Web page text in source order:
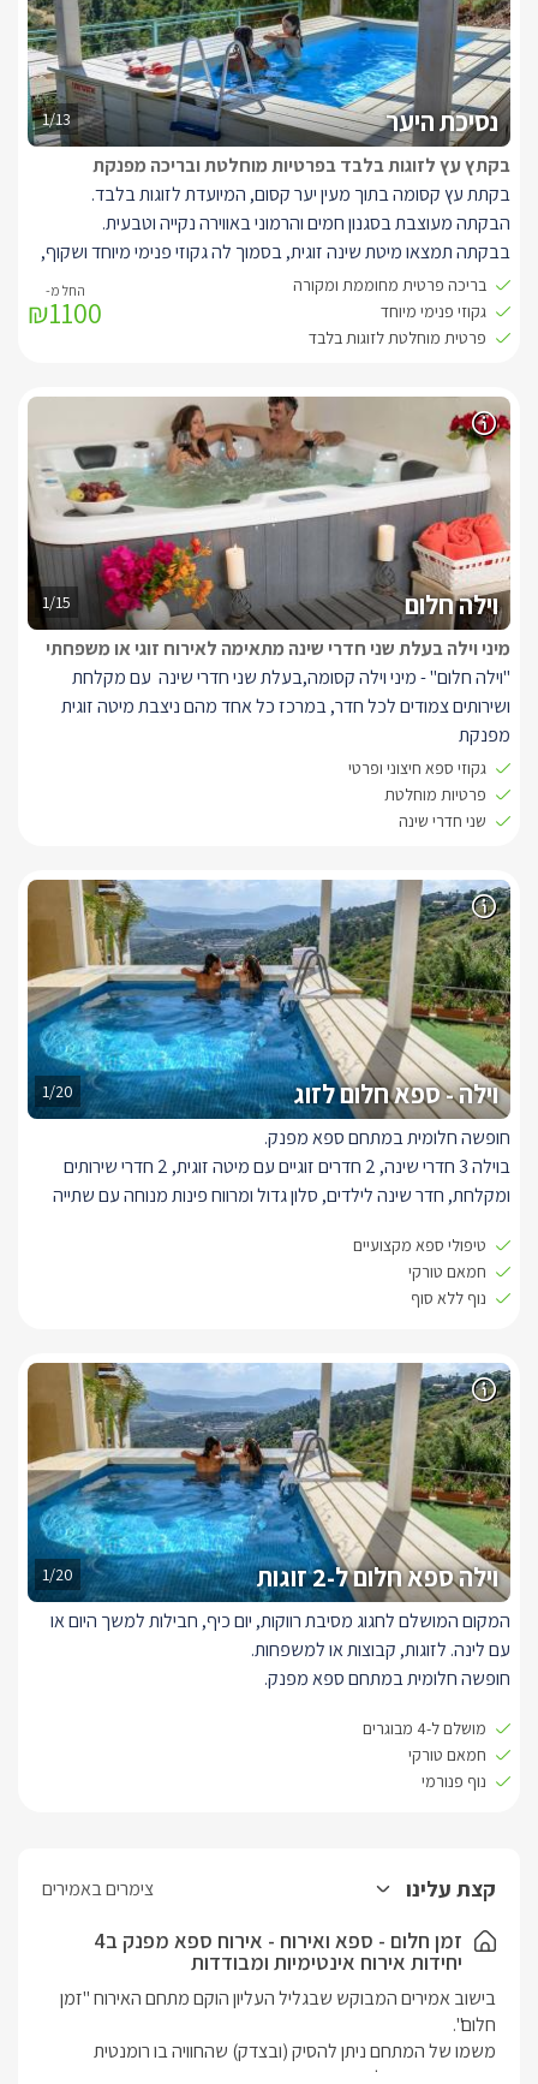
1/13 נסיכת היער
בקתץ עץ לזוגות בלבד בפרטיות מוחלטת ובריכה מפנקת
בקתת עץ קסומה בתוך מעין יער קסום, המיועדת לזוגות בלבד.
הבקתה מעוצבת בסגנון חמים והרמוני באווירה נקייה וטבעית.
בבקתה תמצאו מיטת שינה זוגית, בסמוך לה גקוזי פנימי מיוחד ושקוף,
קמין עצים רומנטי, סלון ישיבה עם ספת אירוח וטלויזיה חדישה המחוברת
לכבלי YES, פינת איפור, מטבח מאובזר לבישול מלא וחדר רחצה עם
מקלחון זוגי.
ריחנית, מכילה פינת אוכל אינטימית וגולת הכותרת- בריכה פרטית
מקסימה הצופה לנוף, מחוממת ומקורה בחודשי החורף הקרים לחוויה
מתמשכת.
בריכה פרטית מחוממת ומקורה
גקוזי פנימי מיוחד
פרטית מוחלטת לזוגות בלבד
₪1100
1/15 וילה חלום
מיני וילה בעלת שני חדרי שינה מתאימה לאירוח זוגי או משפחתי
"וילה חלום" - מיני וילה קסומה,בעלת שני חדרי שינה עם מקלחת
ושירותים צמודים לכל חדר, במרכז כל אחד מהם ניצבת מיטה זוגית
מפנקת
החלל המרכזי שלה בעיצוב מקורי ונעים וצופה לנוף פנורמי עוצר
נשימה. בו תמצאו ספת סלון מפנק מול מסך טלוויזיה, שולחן אוכל צמוד
לחלון לנוף, קמין עצים, מטבח מאובזר, חדר רחצה עם מקלחון וג'קוזי
לוילה מרפסת נוף פרטית ויפיפייה וחצר עם פינות ישיבה וג'קוזי ספא גדול
ורותח.
גקוזי ספא חיצוני ופרטי
פרטיות מוחלטת
שני חדרי שינה
1/20 וילה - ספא חלום לזוג
חופשה חלומית במתחם ספא מפנק.
בוילה 3 חדרי שינה, 2 חדרים זוגיים עם מיטה זוגית, 2 חדרי שירותים
ומקלחת, חדר שינה לילדים, סלון גדול ומרווח פינות מנוחה עם שתייה
במתחם ג'קוזי ענק מול הנוף, סאונה יבשה, חדר חמאם טורקי עם
סאונה רטובה ומקלחת, בריכה פרטית חיצונית מחוממת, וכיסאות שיזוף,
אנחנו מציעים במתחם טיפולי ספא מקצועיים ומפנקים, עיסוי בחמאם
הטורקי וטיפולי בריאות טבעית.
טיפולי ספא מקצועיים
חמאם טורקי
נוף ללא סוף
1/20 וילה ספא חלום ל-2 זוגות
המקום המושלם לחגוג מסיבת רווקות, יום כיף, חבילות למשך היום או
עם לינה. לזוגות, קבוצות או למשפחות.
חופשה חלומית במתחם ספא מפנק.
שינה לילדים, סלון גדול ומרווח פינות מנוחה עם שתייה וכיבוד קל,
מטבחון מצוייד עם גריל נינג'ה.
מרפסת מקורה שפונה לנוף עוצר נשימה.
אנחנו מציעים במתחם טיפולי ספא מקצועיים ומפנקים, עיסוי בחמאם
הטורקי וטיפולי בריאות טבעית.
מושלם ל-4 מבוגרים
חמאם טורקי
נוף פנורמי
קצת עלינו צימרים באמירים
זמן חלום - ספא ואירוח - אירוח ספא מפנק ב4
יחידות אירוח אינטימיות ומבודדות